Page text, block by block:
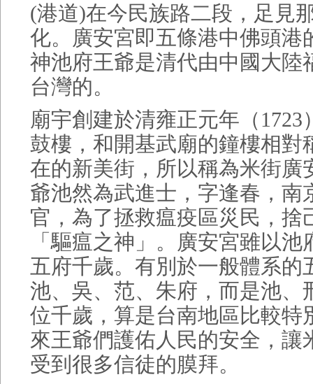
(港道)在今民族路二段，足見
化。廣安宮即五條港中佛頭港
神池府王爺是清代由中國大陸
台灣的。
廟宇創建於清雍正元年（
鼓樓，和開基武廟的鐘樓相對
在的新美街，所以稱為米街廣
爺池然為武進士，字逢春，南
官，為了拯救瘟疫區災民，捨
「驅瘟之神」。廣安宮雖以
五府千歲。有別於一般體系的
池、吳、范、朱府，而是池、
位千歲，算是台南地區比較特
來王爺們護佑人民的安全，讓
受到很多信徒的膜拜。